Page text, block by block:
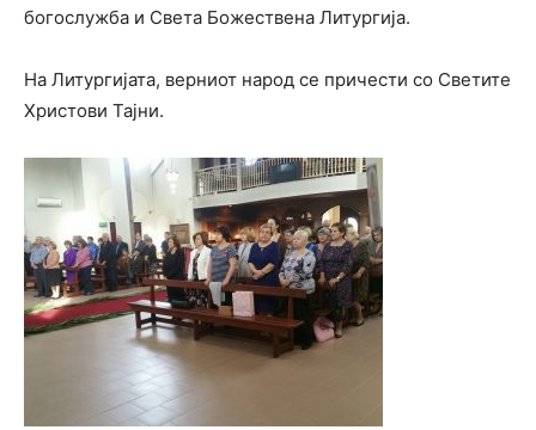
богослужба и Света Божествена Литургија.
На Литургијата, верниот народ се причести со Светите
Христови Тајни.